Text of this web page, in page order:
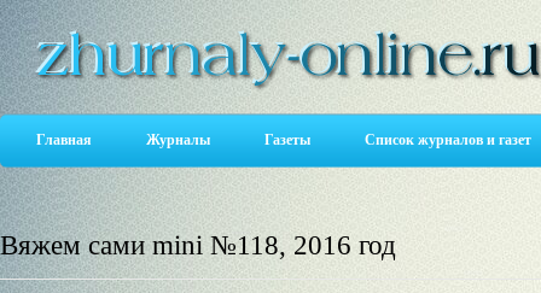
Главная Журналы Газеты Список журналов и газет
Вяжем сами mini №118, 2016 год